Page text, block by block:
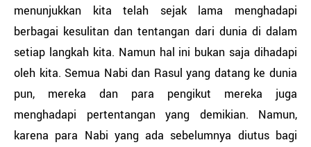
menunjukkan kita telah sejak lama menghadapi
berbagai kesulitan dan tentangan dari dunia di dalam
setiap langkah kita. Namun hal ini bukan saja dihadapi
oleh kita. Semua Nabi dan Rasul yang datang ke dunia
pun, mereka dan para pengikut mereka juga
menghadapi pertentangan yang demikian. Namun,
karena para Nabi yang ada sebelumnya diutus bagi